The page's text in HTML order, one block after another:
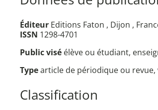
Éditeur Editions Faton , Dijon ,
ISSN 1298-4701
Public visé élève ou étudiant,
Typearticle de périodique ou
Classification